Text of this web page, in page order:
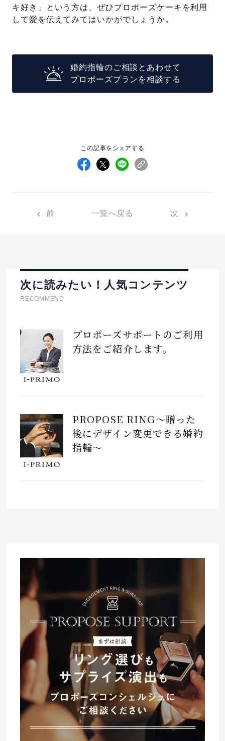
キ好き」という方は、ぜひプロポーズケーキを利用
して愛を伝えてみてはいかがでしょうか。
婚約指輪のご相談とあわせて
プロポーズプランを相談する
この記事をシェアする
前 一覧へ戻る 次
次に読みたい！人気コンテンツ
RECOMMEND
プロポーズサポートのご利用
方法をご紹介します。
PROPOSE RING～贈った
後にデザイン変更できる婚約
指輪～